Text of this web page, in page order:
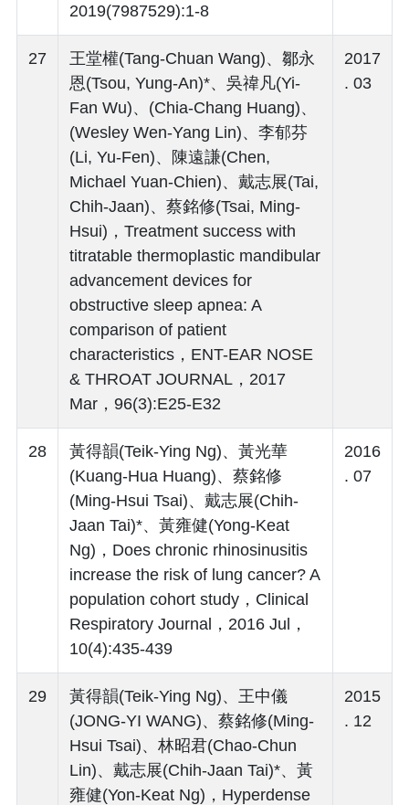
2019(7987529):1-8
27
王堂權(Tang-Chuan Wang)、鄒永
恩(Tsou, Yung-An)*、吳禕凡(Yi-
Fan Wu)、(Chia-Chang Huang)、
(Wesley Wen-Yang Lin)、李郁芬
(Li, Yu-Fen)、陳遠謙(Chen,
Michael Yuan-Chien)、戴志展(Tai,
Chih-Jaan)、蔡銘修(Tsai, Ming-
Hsui)，Treatment success with
titratable thermoplastic mandibular
advancement devices for
obstructive sleep apnea: A
comparison of patient
characteristics，ENT-EAR NOSE
& THROAT JOURNAL，2017
Mar，96(3):E25-E32
2017
. 03
28
黃得韻(Teik-Ying Ng)、黃光華
(Kuang-Hua Huang)、蔡銘修
(Ming-Hsui Tsai)、戴志展(Chih-
Jaan Tai)*、黃雍健(Yong-Keat
Ng)，Does chronic rhinosinusitis
increase the risk of lung cancer? A
population cohort study，Clinical
Respiratory Journal，2016 Jul，
10(4):435-439
2016
. 07
29
黃得韻(Teik-Ying Ng)、王中儀
(JONG-YI WANG)、蔡銘修(Ming-
Hsui Tsai)、林昭君(Chao-Chun
Lin)、戴志展(Chih-Jaan Tai)*、黃
雍健(Yon-Keat Ng)，Hyperdense
2015
. 12